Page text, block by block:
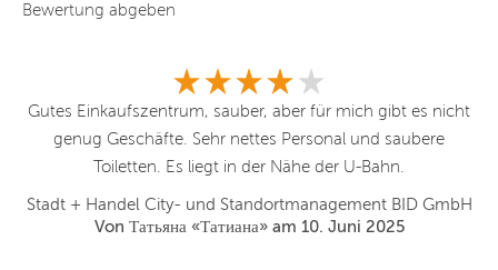
Bewertung abgeben
Gutes Einkaufszentrum, sauber, aber für mich gibt es nicht
genug Geschäfte. Sehr nettes Personal und saubere
Toiletten. Es liegt in der Nähe der U-Bahn.
Stadt + Handel City- und Standortmanagement BID GmbH
Von Татьяна «Татиана» am 10. Juni 2025